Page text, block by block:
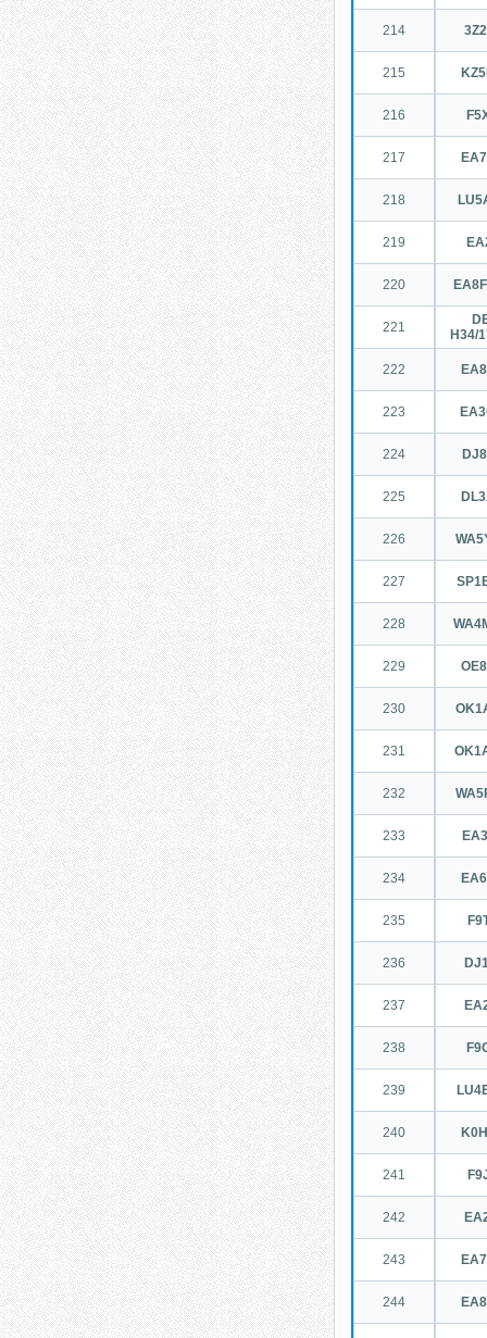
214
215
216
217
218
219
220
221
H34/
222
223
224
225
226
227
228
229
230
231
232
233
234
235
236
237
238
239
240
241
242
243
244